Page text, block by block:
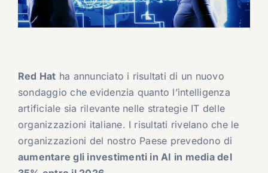
Red Hat ha annunciato i risultati di un nuovo
sondaggio che evidenzia quanto l’intelligenza
artificiale sia rilevante nelle strategie IT delle
organizzazioni italiane. I risultati rivelano che le
organizzazioni del nostro Paese prevedono di
aumentare gli investimenti in AI in media del